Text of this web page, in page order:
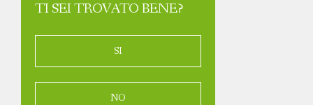
TI SEI TROVATO BENE?
SI
NO